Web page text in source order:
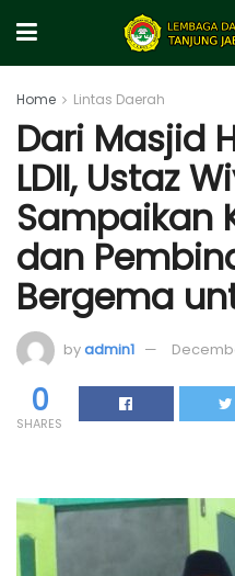
Home Lintas Daerah
Dari Masjid
LDII, Ustaz
Sampaikan
dan
Bergema
byadmin1
0
SHARES